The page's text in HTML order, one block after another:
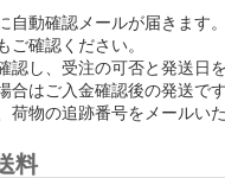
自動確認メールが届きます
ご確認ください。
認し、受注の可否と発送日
合はご入金確認後の発送です
荷物の追跡番号をメールいた
料